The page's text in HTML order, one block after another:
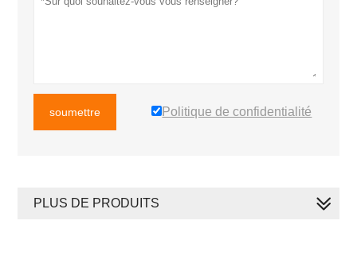
soumettre Politique de confidentialité
PLUS DE PRODUITS